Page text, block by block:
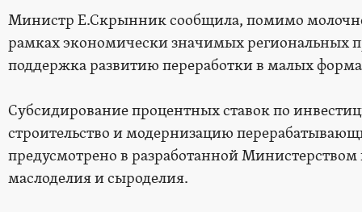
Министр Е.Скрынник сообщила, помимо
рамках экономически значимых региональных
поддержка развитию переработки в малых
Субсидирование процентных ставок по
строительство и модернизацию
предусмотрено в разработанной
маслоделия и сыроделия.